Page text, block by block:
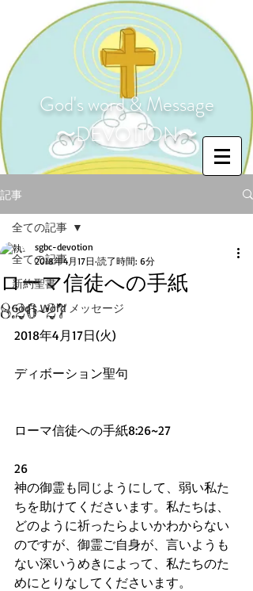
God's word & Message
〜DEVOTION〜
記事
全ての記事
新約聖書
God's Word メッセージ
全ての記事
ローマ信徒への手紙
8:26~27
sgbc-devotion
2018年4月17日 読了時間: 6分
2018年4月17日(火)
ディボーション聖句
ローマ信徒への手紙8:26~27
26
神の御霊も同じようにして、弱い私た
ちを助けてくださいます。私たちは、
どのように祈ったらよいかわからない
のですが、御霊ご自身が、言いようも
ない深いうめきによって、私たちのた
めにとりなしてくださいます。